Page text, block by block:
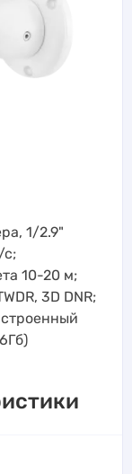
1/2.9"
с;
10-20 м;
3D DNR;